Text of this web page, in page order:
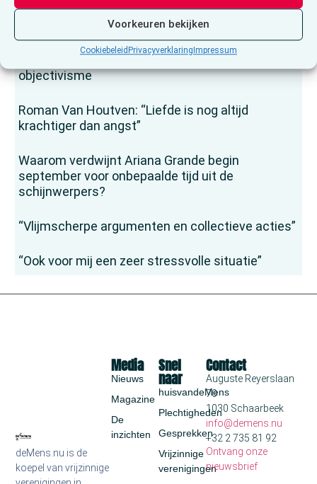
Voorkeuren bekijken
Cookiebeleid Privacyverklaring Impressum
“Je voelt dat jongeren online voorbereid worden
op een vijand die er niet is”
De eeuwige bron, of de filosofie van het
objectivisme
Roman Van Houtven: “Liefde is nog altijd
krachtiger dan angst”
Waarom verdwijnt Ariana Grande begin
september voor onbepaalde tijd uit de
schijnwerpers?
“Vlijmscherpe argumenten en collectieve acties”
“Ook voor mij een zeer stressvolle situatie”
deMens.nu is de
koepel van vrijzinnige
Snel
naar
huisvandeMens
Plechtigheden
Gesprekken
Vrijzinnige
verenigingen
Media
Nieuws
Magazine
De
inzichten
Contact
Auguste Reyerslaan
70
1030 Schaarbeek
info@demens.nu
+32 2 735 81 92
Ontvang onze
nieuwsbrief